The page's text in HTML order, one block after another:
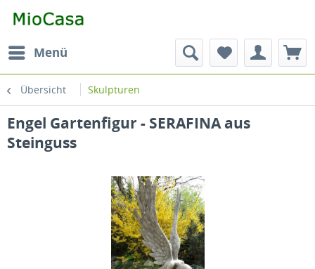
Menü
Übersicht Skulpturen
Engel Gartenfigur - SERAFINA aus
Steinguss